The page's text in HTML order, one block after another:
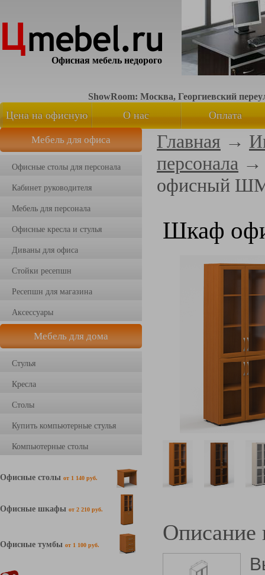
Офисная мебель недорого
ShowRoom: Москва, Георгиевский
Цена на офисную
мебель
О нас Оплата
Мебель для офиса
Офисные столы для персонала
Кабинет руководителя
Мебель для персонала
Офисные кресла и стулья
Диваны для офиса
Стойки ресепшн
Ресепшн для магазина
Аксессуары
Мебель для дома
Стулья
Кресла
Столы
Купить компьютерные стулья
Компьютерные столы
Офисные столы от 1 140 руб.
Офисные шкафы от 2 210 руб.
Офисные тумбы от 1 100 руб.
Главная →
персонала
офисный
Шкаф
Описание